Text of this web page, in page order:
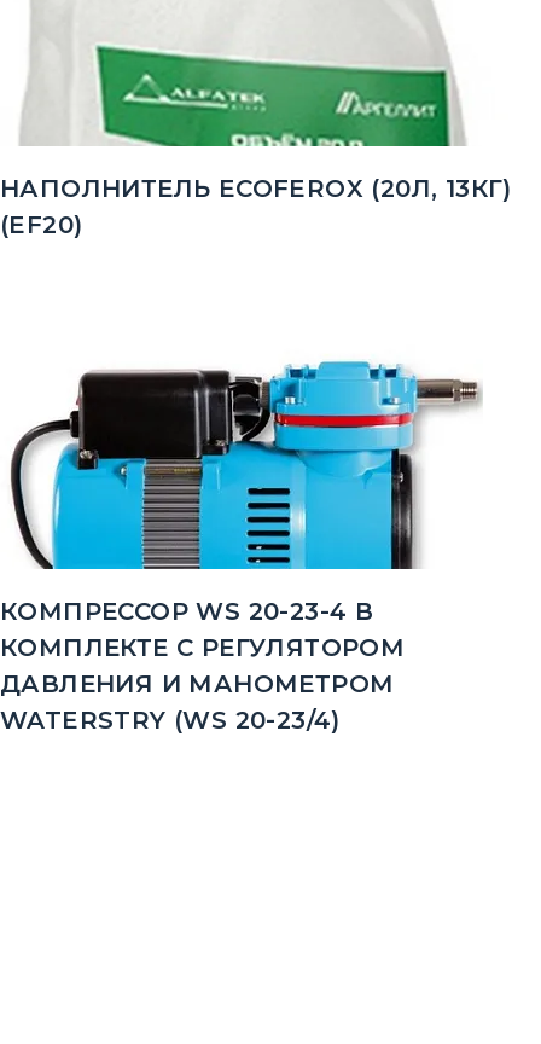
НАПОЛНИТЕЛЬ ECOFEROX (20Л, 13КГ)
(EF20)
КОМПРЕССОР WS 20-23-4 В
КОМПЛЕКТЕ С РЕГУЛЯТОРОМ
ДАВЛЕНИЯ И МАНОМЕТРОМ
WATERSTRY (WS 20-23/4)